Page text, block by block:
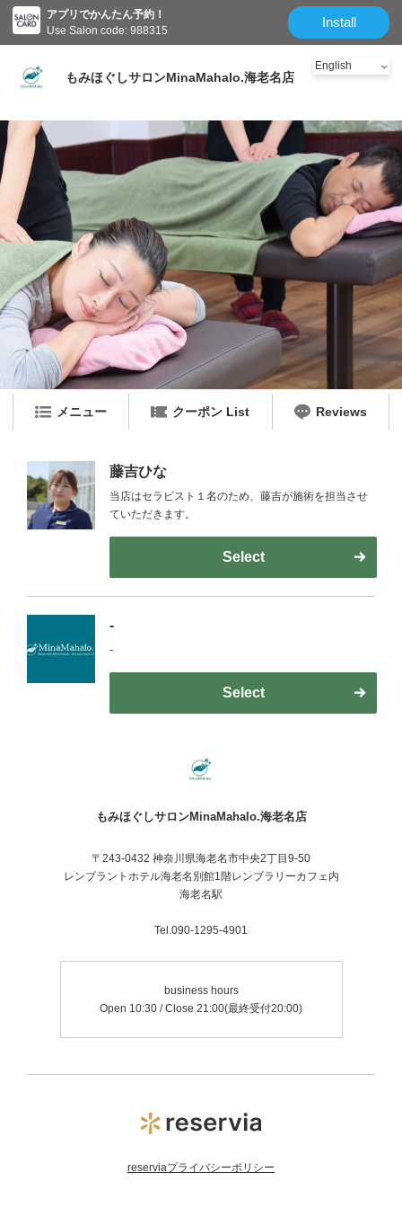
アプリでかんたん予約！
Use Salon code: 988315
Install
もみほぐしサロンMinaMahalo.海老名店
メニュー クーポン List Reviews
藤吉ひな
当店はセラピスト１名のため、藤吉が施術を担当させ
ていただきます。
Select
-
-
Select
もみほぐしサロンMinaMahalo.海老名店
〒243-0432 神奈川県海老名市中央2丁目9-50
レンブラントホテル海老名別館1階レンブラリーカフェ内
海老名駅
Tel.090-1295-4901
business hours
Open 10:30 / Close 21:00(最終受付20:00)
reserviaプライバシーポリシー